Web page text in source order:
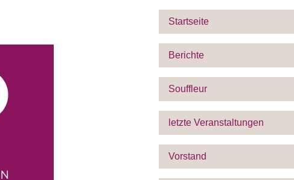
Startseite
Berichte
Souffleur
letzte Veranstaltungen
Vorstand